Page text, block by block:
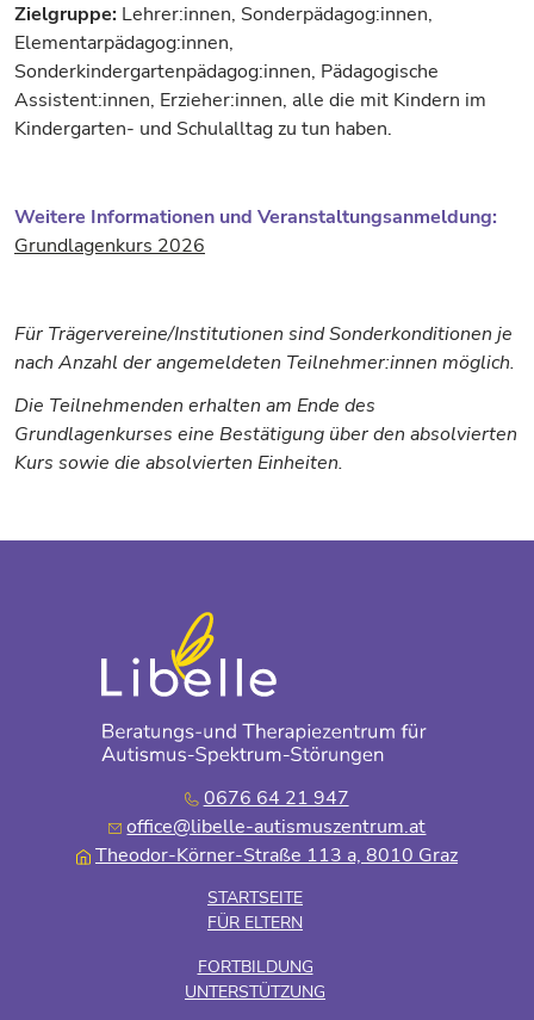
Zielgruppe: Lehrer:innen, Sonderpädagog:innen,
Elementarpädagog:innen,
Sonderkindergartenpädagog:innen, Pädagogische
Assistent:innen, Erzieher:innen, alle die mit Kindern im
Kindergarten- und Schulalltag zu tun haben.
Weitere Informationen und Veranstaltungsanmeldung:
Grundlagenkurs 2026
Für Trägervereine/Institutionen sind Sonderkonditionen je
nach Anzahl der angemeldeten Teilnehmer:innen möglich.
Die Teilnehmenden erhalten am Ende des
Grundlagenkurses eine Bestätigung über den absolvierten
Kurs sowie die absolvierten Einheiten.
0676 64 21 947
office@libelle-autismuszentrum.at
Theodor-Körner-Straße 113 a, 8010 Graz
STARTSEITE
FÜR ELTERN
FORTBILDUNG
UNTERSTÜTZUNG